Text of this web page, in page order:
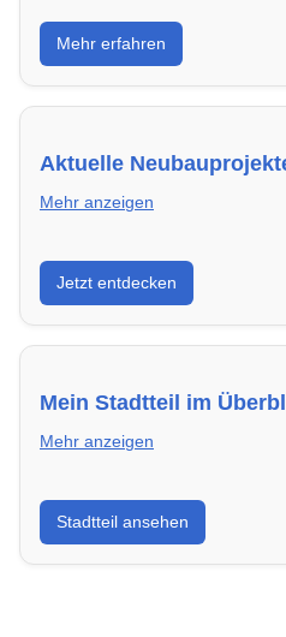
Erfahre, welche
wie du deine monatliche
kannst.
Mehr erfahren
Aktuelle
Mehr anzeigen
Entdecke Neubauprojekte in
energieeffizient und sofort
Jetzt entdecken
Mein Stadtteil im
Mehr anzeigen
Erfahre mehr über deinen
Lebensqualität,
Freizeitmöglichkeiten und
Stadtteil ansehen